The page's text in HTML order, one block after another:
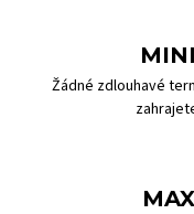
Žádné zdlouhavé